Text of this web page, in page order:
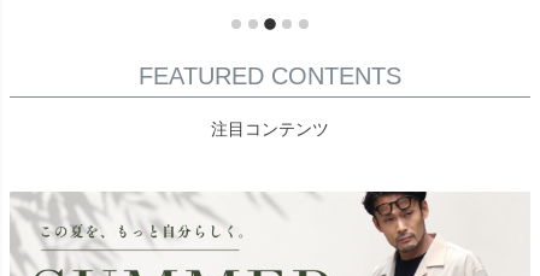
FEATURED CONTENTS
注目コンテンツ